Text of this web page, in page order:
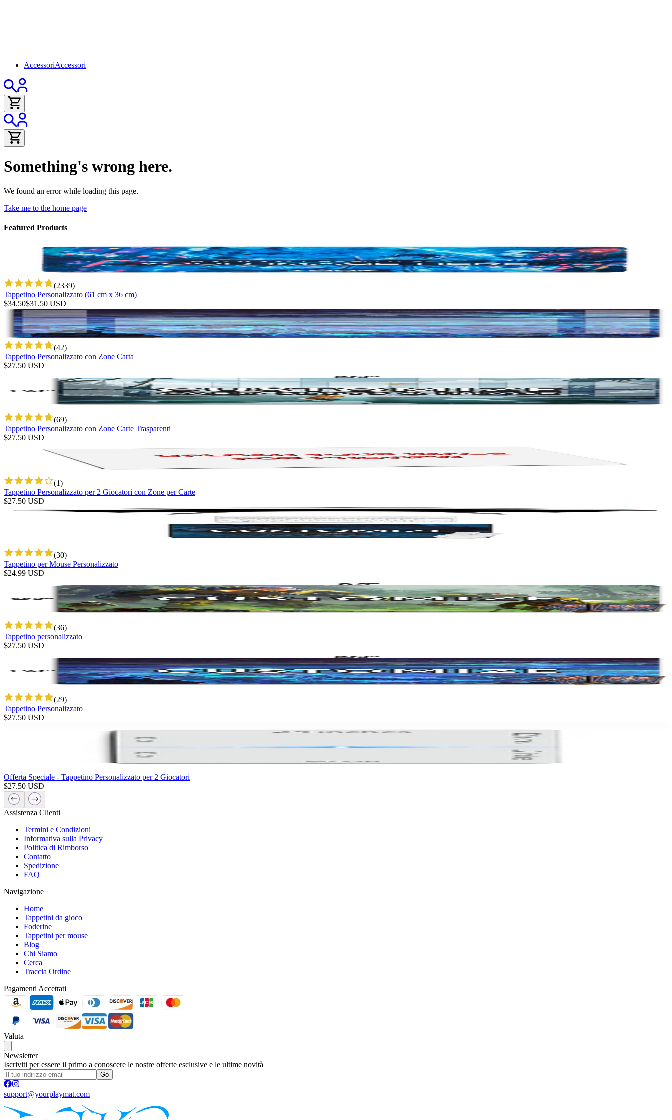
AccessoriAccessori
Something's wrong here.
We found an error while loading this page.
Take me to the home page
Featured Products
(2339)
Tappetino Personalizzato (61 cm x 36 cm)
$34.50$31.50 USD
(42)
Tappetino Personalizzato con Zone Carta
$27.50 USD
(69)
Tappetino Personalizzato con Zone Carte Trasparenti
$27.50 USD
(1)
Tappetino Personalizzato per 2 Giocatori con Zone per Carte
$27.50 USD
(30)
Tappetino per Mouse Personalizzato
$24.99 USD
(36)
Tappetino personalizzato
$27.50 USD
(29)
Tappetino Personalizzato
$27.50 USD
Offerta Speciale - Tappetino Personalizzato per 2 Giocatori
$27.50 USD
Assistenza Clienti
Termini e Condizioni
Informativa sulla Privacy
Politica di Rimborso
Contatto
Spedizione
FAQ
Navigazione
Home
Tappetini da gioco
Foderine
Tappetini per mouse
Blog
Chi Siamo
Cerca
Traccia Ordine
Pagamenti Accettati
Valuta
Newsletter
Iscriviti per essere il primo a conoscere le nostre offerte esclusive e le ultime novità
Go
support@yourplaymat.com